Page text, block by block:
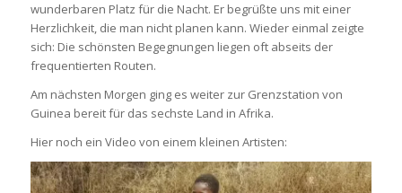
wunderbaren Platz für die Nacht. Er begrüßte uns mit einer
Herzlichkeit, die man nicht planen kann. Wieder einmal zeigte
sich: Die schönsten Begegnungen liegen oft abseits der
frequentierten Routen.
Am nächsten Morgen ging es weiter zur Grenzstation von
Guinea bereit für das sechste Land in Afrika.
Hier noch ein Video von einem kleinen Artisten: